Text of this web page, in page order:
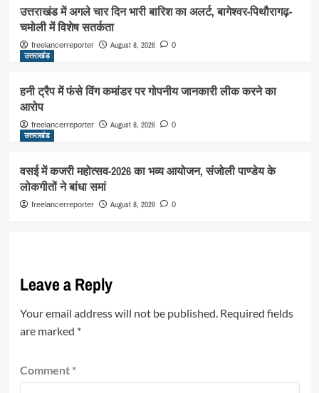
उत्तराखंड में अगले चार दिन भारी बारिश का अलर्ट, बागेश्वर-पिथौरागढ़-
चमोली में विशेष सतर्कता
freelancerreporter August 8, 2026 0
उत्तराखंड
हनी ट्रैप में फंसे विंग कमांडर पर गोपनीय जानकारी लीक करने का
आरोप
freelancerreporter August 8, 2026 0
उत्तराखंड
वसई में कजरी महोत्सव-2026 का भव्य आयोजन, संजोली पाण्डेय के
लोकगीतों ने बांधा समां
freelancerreporter August 8, 2026 0
Leave a Reply
Your email address will not be published. Required fields
are marked *
Comment *